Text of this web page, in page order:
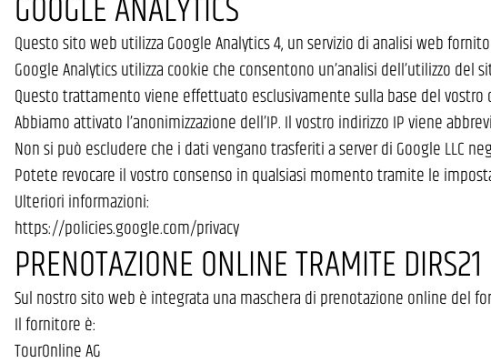
Questo sito web utilizza Google Analytics 4, un servizio di analisi web
Google Analytics utilizza cookie che consentono un’analisi dell’utilizzo del
Questo trattamento viene effettuato esclusivamente sulla base del vostro
Abbiamo attivato l’anonimizzazione dell’IP. Il vostro indirizzo IP viene
Non si può escludere che i dati vengano trasferiti a server di Google LLC
Potete revocare il vostro consenso in qualsiasi momento tramite le
Ulteriori informazioni:
https://policies.google.com/privacy
PRENOTAZIONE ONLINE TRAMITE DIRS21
Sul nostro sito web è integrata una maschera di prenotazione online del
Il fornitore è:
TourOnline AG